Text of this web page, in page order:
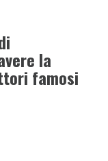
la
famosi